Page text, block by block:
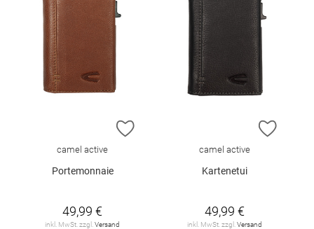
ZUR WUNSCHLISTE HINZUFÜGEN
camel active
Portemonnaie
49,99 €
inkl. MwSt. zzgl. Versand
ZUR
camel active
Kartenetui
49,99 €
inkl. MwSt. zzgl. Versand